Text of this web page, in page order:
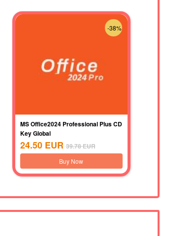
-38%
MS Office2024 Professional Plus CD
Key Global
24.50 EUR 39.78EUR
Buy Now